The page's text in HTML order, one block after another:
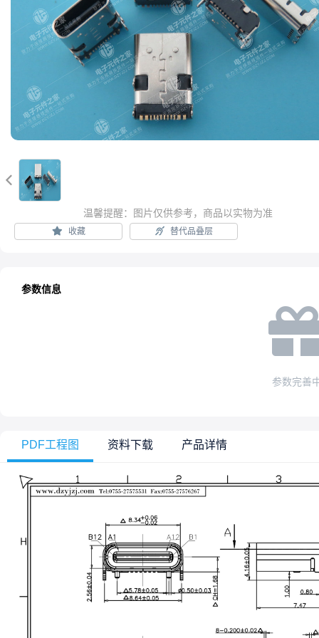

温馨提醒：图片仅供参考，商品以实物为准
收藏 替代品叠层
参数信息
参数完善
PDF工程图 资料下载 产品详情